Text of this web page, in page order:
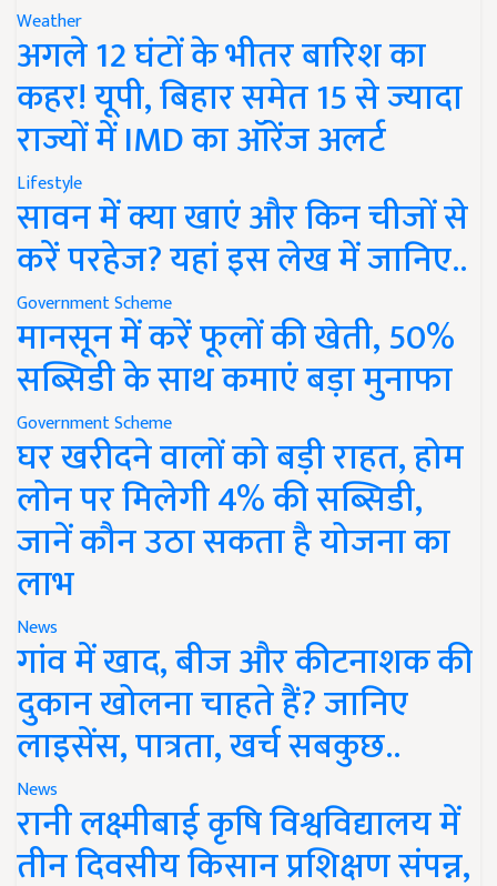
Weather
अगले 12 घंटों के भीतर बारिश का
कहर! यूपी, बिहार समेत 15 से ज्यादा
राज्यों में IMD का ऑरेंज अलर्ट
Lifestyle
सावन में क्या खाएं और किन चीजों से
करें परहेज? यहां इस लेख में जानिए..
Government Scheme
मानसून में करें फूलों की खेती, 50%
सब्सिडी के साथ कमाएं बड़ा मुनाफा
Government Scheme
घर खरीदने वालों को बड़ी राहत, होम
लोन पर मिलेगी 4% की सब्सिडी,
जानें कौन उठा सकता है योजना का
लाभ
News
गांव में खाद, बीज और कीटनाशक की
दुकान खोलना चाहते हैं? जानिए
लाइसेंस, पात्रता, खर्च सबकुछ..
News
रानी लक्ष्मीबाई कृषि विश्वविद्यालय में
तीन दिवसीय किसान प्रशिक्षण संपन्न,